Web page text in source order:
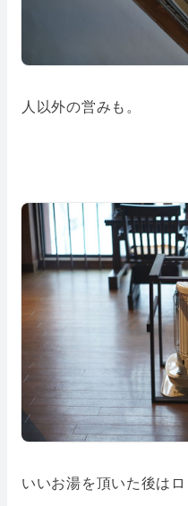
人以外の営みも。
いいお湯を頂いた後はロ